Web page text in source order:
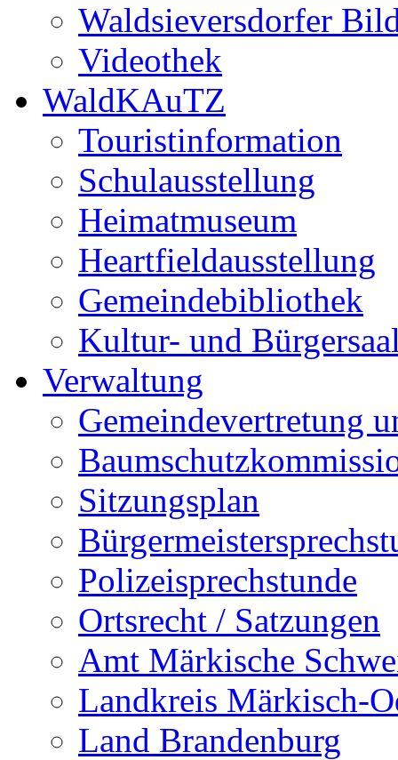
Waldsieversdorfer
Videothek
WaldKAuTZ
Touristinformation
Schulausstellung
Heimatmuseum
Heartfieldausstellung
Gemeindebibliothek
Kultur- und
Verwaltung
Gemeindevertretung
Sitzungsplan
Polizeisprechstunde
Ortsrecht / Satzungen
Amt Märkische
Landkreis Märkisch-
Land Brandenburg